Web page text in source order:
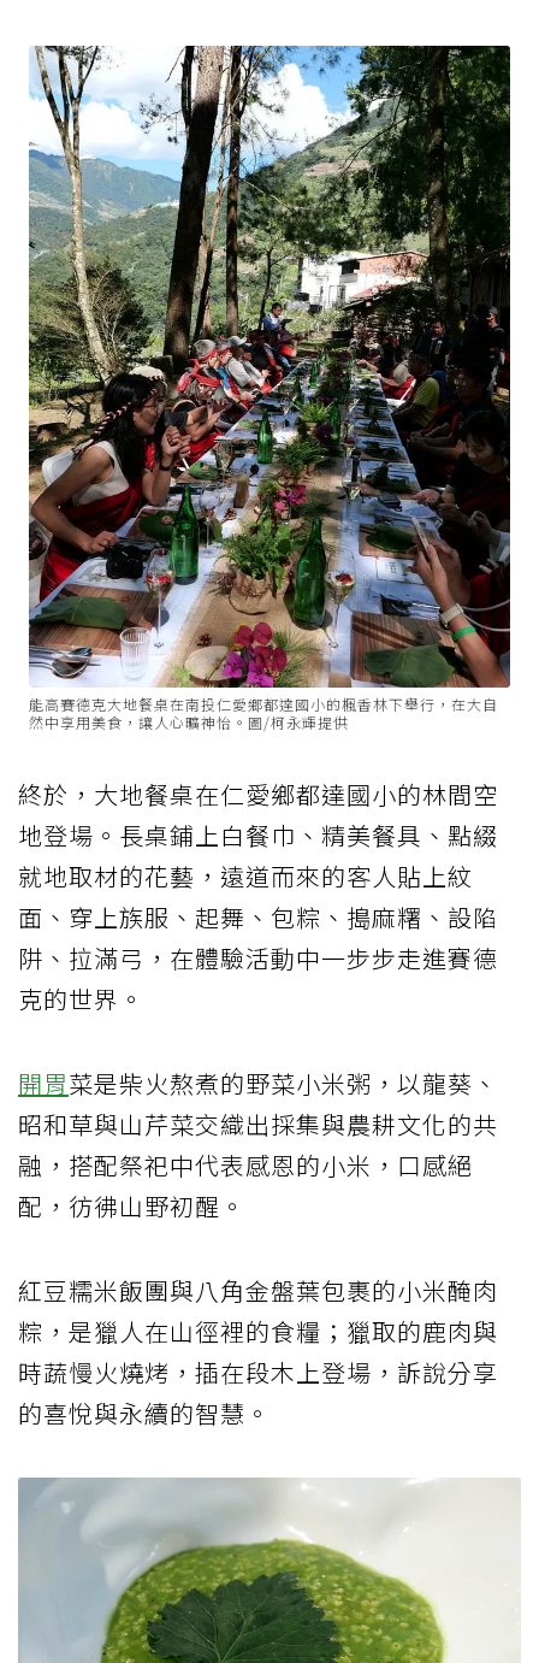
能高賽德克大地餐桌在南投仁愛鄉都達國小的楓香林下舉行，在大自
然中享用美食，讓人心曠神怡。圖/柯永輝提供
終於，大地餐桌在仁愛鄉都達國小的林間空
地登場。長桌鋪上白餐巾、精美餐具、點綴
就地取材的花藝，遠道而來的客人貼上紋
面、穿上族服、起舞、包粽、搗麻糬、設陷
阱、拉滿弓，在體驗活動中一步步走進賽德
克的世界。
開胃菜是柴火熬煮的野菜小米粥，以龍葵、
昭和草與山芹菜交織出採集與農耕文化的共
融，搭配祭祀中代表感恩的小米，口感絕
配，彷彿山野初醒。
紅豆糯米飯團與八角金盤葉包裹的小米醃肉
粽，是獵人在山徑裡的食糧；獵取的鹿肉與
時蔬慢火燒烤，插在段木上登場，訴說分享
的喜悅與永續的智慧。